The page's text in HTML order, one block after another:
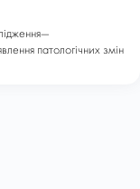
патологічних змін